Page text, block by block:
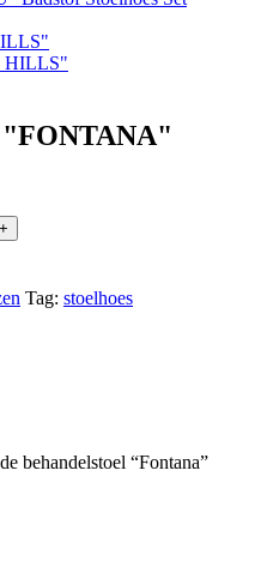
"FONTANA"
+
Tag: stoelhoes
behandelstoel “Fontana”